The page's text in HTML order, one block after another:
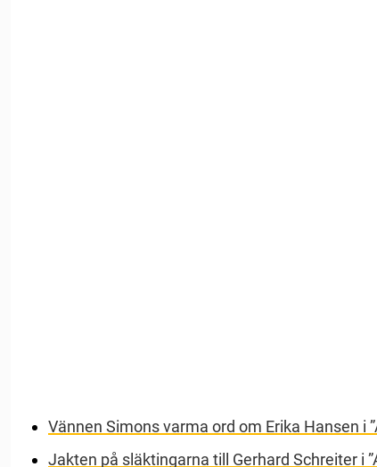
Vännen Simons varma ord om Erika Hansen i
Jakten på släktingarna till Gerhard Schreiter i